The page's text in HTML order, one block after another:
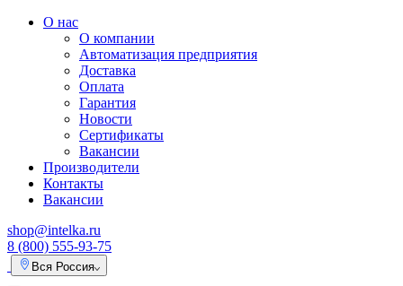
О нас
О компании
Автоматизация предприятия
Доставка
Оплата
Гарантия
Новости
Сертификаты
Вакансии
Производители
Контакты
Вакансии
shop@intelka.ru
8 (800) 555-93-75
Вся Россия